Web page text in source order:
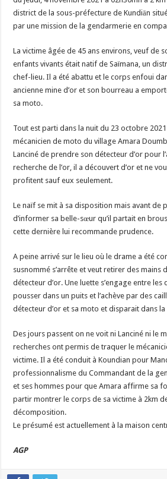
district de la sous-préfecture de Kundiān
par une mission de la gendarmerie en
La victime âgée de 45 ans environs, veuf de
enfants vivants était natif de Saïmana, un
chef-lieu. Il a été abattu et le corps enfoui
ancienne mine d’or et son bourreau a
sa moto.
Tout est parti dans la nuit du 23 octobre
mécanicien de moto du village Amara
Lanciné de prendre son détecteur d’or pour
recherche de l’or, il a découvert d’or et ne
profitent sauf eux seulement.
Le naïf se mit à sa disposition mais avant de
d’informer sa belle-sœur qu’il partait en
cette dernière lui recommande prudence.
A peine arrivé sur le lieu où le drame a été
susnommé s’arrête et veut retirer des mains
détecteur d’or. Une luette s’engage entre
pousser dans un puits et l’achève par des
détecteur d’or et sa moto et disparait dans la
Des jours passent on ne voit ni Lanciné ni le
recherches ont permis de traquer le
victime. Il a été conduit à Koundian pour
professionnalisme du Commandant de la
et ses hommes pour que Amara affirme sa
partir montrer le corps de sa victime à 2km
décomposition.
Le présumé est actuellement à la maison
AGP